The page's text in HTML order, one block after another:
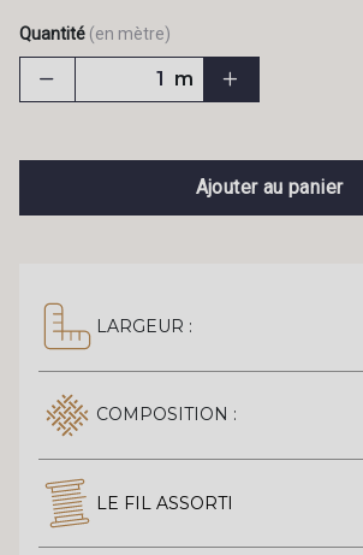
Quantité (en mètre)
m
Ajouter au panier
LARGEUR :
COMPOSITION :
LE FIL ASSORTI